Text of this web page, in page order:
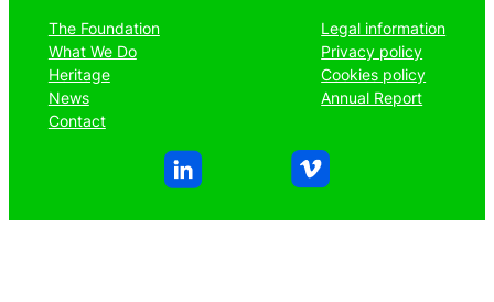
The Foundation
What We Do
Heritage
News
Contact
Legal information
Privacy policy
Cookies policy
Annual Report